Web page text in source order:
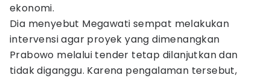
ekonomi.
Dia menyebut Megawati sempat melakukan
intervensi agar proyek yang dimenangkan
Prabowo melalui tender tetap dilanjutkan dan
tidak diganggu. Karena pengalaman tersebut,